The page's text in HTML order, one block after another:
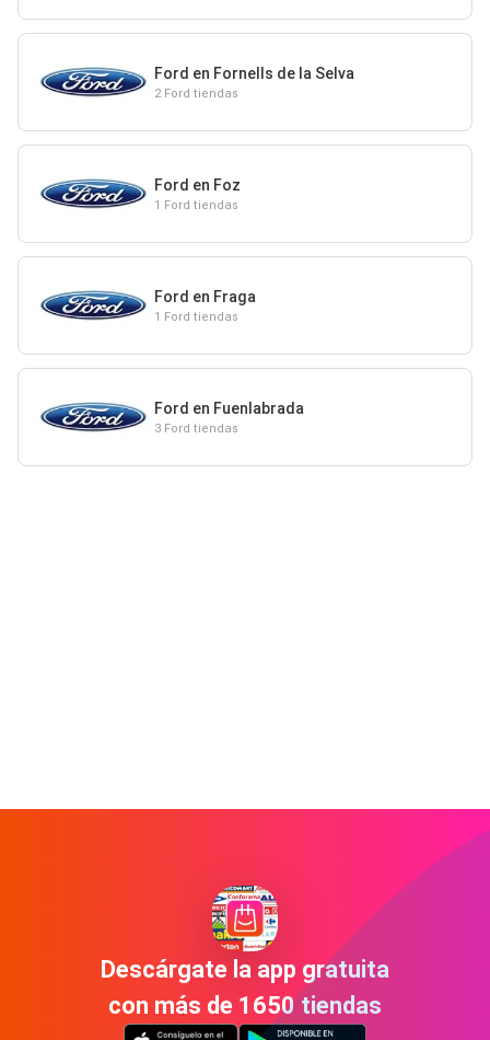
Ford en Fornells de la Selva
2 Ford tiendas
Ford en Foz
1 Ford tiendas
Ford en Fraga
1 Ford tiendas
Ford en Fuenlabrada
3 Ford tiendas
Descárgate la app gratuita
con más de 1650 tiendas